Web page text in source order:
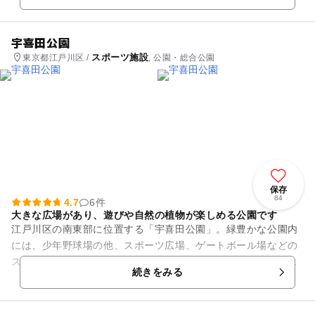
宇喜田公園
東京都江戸川区 / スポーツ施設, 公園・総合公園
保存
84
4.7
6件
大きな広場があり、遊びや自然の植物が楽しめる公園です
江戸川区の南東部に位置する「宇喜田公園」。緑豊かな公園内
には、少年野球場の他、スポーツ広場、ゲートボール場などの
スポーツ施設があります。きれいに整備された芝生や色々な種
の花々が見られる場所でもあ...続きをみる